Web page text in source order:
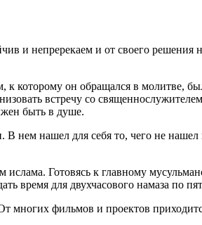
и непререкаем и от своего решения
которому он обращался в молитве,
встречу со
быть в душе.
В нем нашел для себя то, чего не
Готовясь к главному
время для двухчасового намаза по
многих фильмов и проектов